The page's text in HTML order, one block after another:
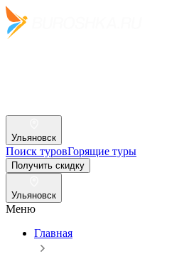
Ульяновск
Поиск туровГорящие туры
Получить скидку
Ульяновск
Меню
Главная